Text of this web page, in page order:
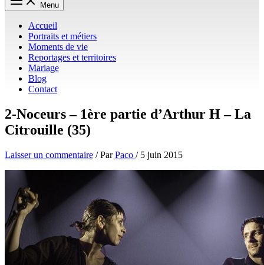
Menu
Accueil
Portraits et métiers
Moments de vie
Reportages et territoires
Mariage
Blog
Contact
2-Noceurs – 1ère partie d’Arthur H – La
Citrouille (35)
Laisser un commentaire / ParPaco / 5 juin 2015